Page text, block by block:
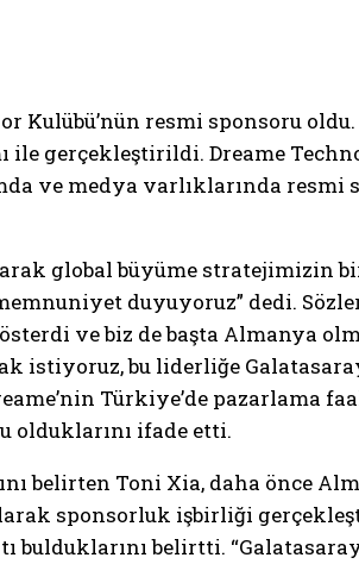
Kulübü’nün resmi sponsoru
ile gerçekleştirildi. Dreame
ve medya varlıklarında resmi
global büyüme stratejimizin
duyuyoruz” dedi.
ve biz de başta Almanya
istiyoruz, bu liderliğe
Türkiye’de pazarlama
olduklarını ifade etti.
belirten Toni Xia, daha önce
sponsorluk işbirliği
bulduklarını belirtti.